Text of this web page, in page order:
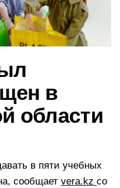
в
области
в пяти учебных
сообщает vera.kz со